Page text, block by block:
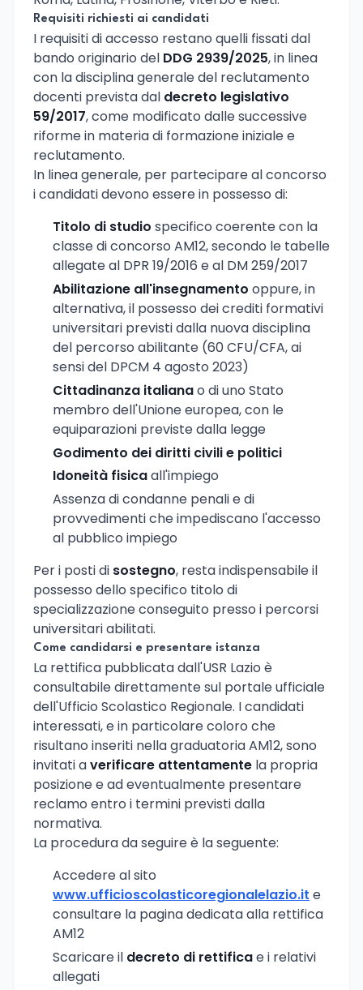
Requisiti richiesti ai candidati
I requisiti di accesso restano quelli fissati dal
bando originario del DDG 2939/2025, in linea
con la disciplina generale del reclutamento
docenti prevista dal decreto legislativo
59/2017, come modificato dalle successive
riforme in materia di formazione iniziale e
reclutamento.
In linea generale, per partecipare al concorso
i candidati devono essere in possesso di:
Titolo di studio specifico coerente con la
classe di concorso AM12, secondo le tabelle
allegate al DPR 19/2016 e al DM 259/2017
Abilitazione all'insegnamento oppure, in
alternativa, il possesso dei crediti formativi
universitari previsti dalla nuova disciplina
del percorso abilitante (60 CFU/CFA, ai
sensi del DPCM 4 agosto 2023)
Cittadinanza italianao di uno Stato
membro dell'Unione europea, con le
equiparazioni previste dalla legge
Godimento dei diritti civili e politici
Idoneità fisicaall'impiego
Assenza di condanne penali e di
provvedimenti che impediscano l'accesso
al pubblico impiego
Per i posti di sostegno, resta indispensabile il
possesso dello specifico titolo di
specializzazione conseguito presso i percorsi
universitari abilitati.
Come candidarsi e presentare istanza
La rettifica pubblicata dall'USR Lazio è
consultabile direttamente sul portale ufficiale
dell'Ufficio Scolastico Regionale. I candidati
interessati, e in particolare coloro che
risultano inseriti nella graduatoria AM12, sono
invitati averificare attentamente la propria
posizione e ad eventualmente presentare
reclamo entro i termini previsti dalla
normativa.
La procedura da seguire è la seguente:
Accedere al sito
www.ufficioscolasticoregionalelazio.it e
consultare la pagina dedicata alla rettifica
AM12
Scaricare il decreto di rettificae i relativi
allegati